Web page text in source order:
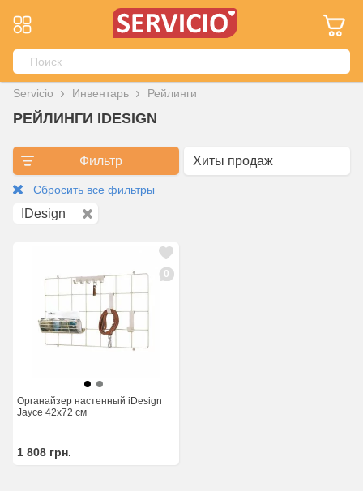
Servicio Инвентарь Рейлинги
РЕЙЛИНГИ IDESIGN
Фильтр
Сбросить все фильтры
IDesign
0
Органайзер настенный iDesign
Jayce 42x72 см
1 808 грн.